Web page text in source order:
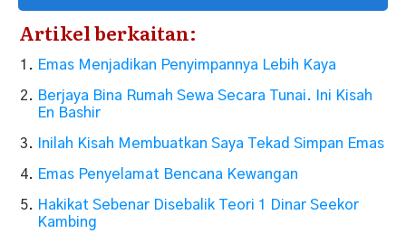
Artikel berkaitan:
Emas Menjadikan Penyimpannya Lebih Kaya
Berjaya Bina Rumah Sewa Secara Tunai. Ini Kisah
En Bashir
Inilah Kisah Membuatkan Saya Tekad Simpan Emas
Emas Penyelamat Bencana Kewangan
Hakikat Sebenar Disebalik Teori 1 Dinar Seekor
Kambing